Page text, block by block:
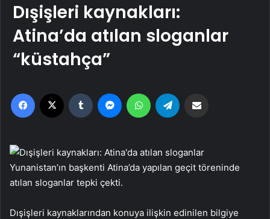
Dışişleri kaynakları:
Atina’da atılan sloganlar
“küstahça”
Facebook Tumblr MessengerWhatsApp
Yunanistan’ın başkenti Atina’da yapılan geçit töreninde
atılan sloganlar tepki çekti.
Dışişleri kaynaklarından konuya ilişkin edinilen bilgiye